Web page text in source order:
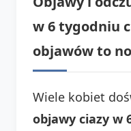
w 6 tygodniu
objawów to
Wiele kobiet
objawy ciazy w